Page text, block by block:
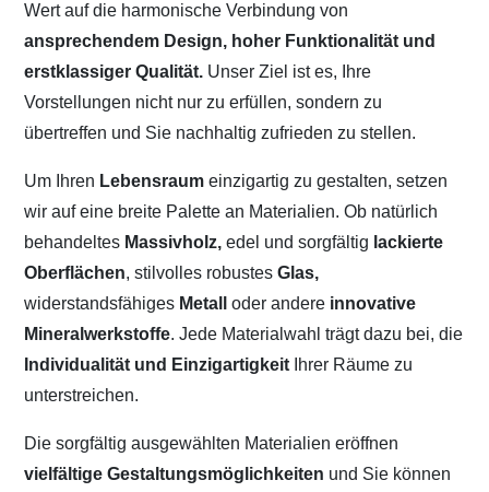
Wert auf die harmonische Verbindung von
ansprechendem Design, hoher Funktionalität und
erstklassiger Qualität. Unser Ziel ist es, Ihre
Vorstellungen nicht nur zu erfüllen, sondern zu
übertreffen und Sie nachhaltig zufrieden zu stellen.
Um Ihren Lebensraumeinzigartig zu gestalten, setzen
wir auf eine breite Palette an Materialien. Ob natürlich
behandeltes Massivholz, edel und sorgfältig lackierte
Oberflächen, stilvolles robustesGlas,
widerstandsfähiges Metalloder andere innovative
Mineralwerkstoffe. Jede Materialwahl trägt dazu bei, die
Individualität und Einzigartigkeit Ihrer Räume zu
unterstreichen.
Die sorgfältig ausgewählten Materialien eröffnen
vielfältige Gestaltungsmöglichkeiten und Sie können